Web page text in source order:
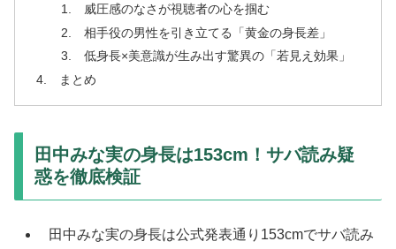
威圧感のなさが視聴者の心を掴む
相手役の男性を引き立てる「黄金の身長差」
低身長×美意識が生み出す驚異の「若見え効果」
まとめ
田中みな実の身長は153cm！サバ読み疑
惑を徹底検証
田中みな実の身長は公式発表通り153cmでサバ読み